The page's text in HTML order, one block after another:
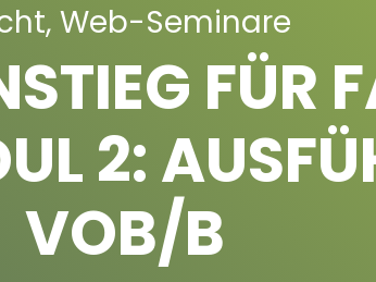
, Web-Seminare
FÜR
2:
VOB/B